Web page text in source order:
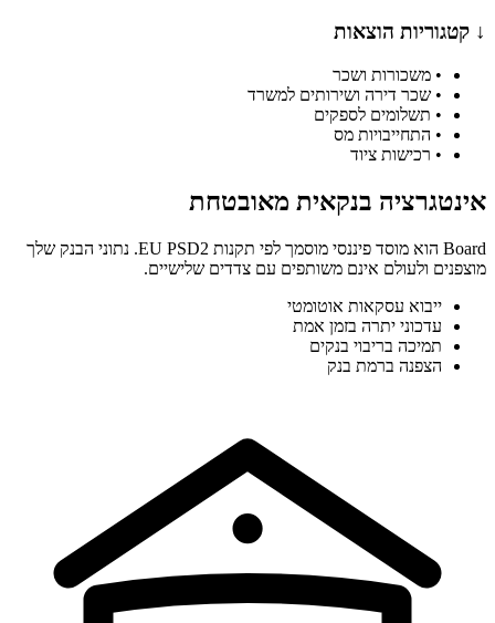
↓ קטגוריות הוצאות
• משכורות ושכר
• שכר דירה ושירותים למשרד
• תשלומים לספקים
• התחייבויות מס
• רכישות ציוד
אינטגרציה בנקאית מאובטחת
Board הוא מוסד פיננסי מוסמך לפי תקנות EU PSD2. נתוני הבנק שלך
מוצפנים ולעולם אינם משותפים עם צדדים שלישיים.
ייבוא עסקאות אוטומטי
עדכוני יתרה בזמן אמת
תמיכה בריבוי בנקים
הצפנה ברמת בנק